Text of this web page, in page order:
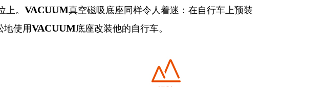
。 VACUUM真空磁吸底座同样令人着迷：在自行车上预装
地使用VACUUM底座改装他的自行车。